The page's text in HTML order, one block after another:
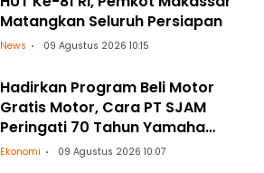
Matangkan Seluruh Persiapan
News 09 Agustus 2026 10:15
Hadirkan Program Beli Motor
Gratis Motor, Cara PT SJAM
Peringati 70 Tahun Yamaha
Indonesia dan HUT RI ke-81
Ekonomi 09 Agustus 2026 10:07